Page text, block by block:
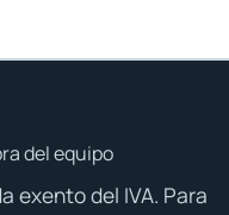
del equipo
exento del IVA. Para